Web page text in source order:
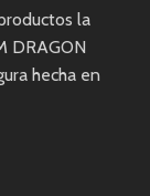
la
DRAGON
hecha en